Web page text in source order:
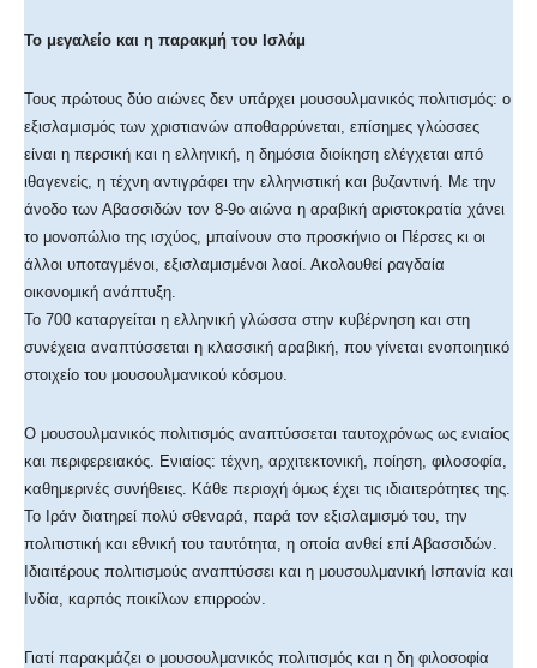
Το μεγαλείο και η παρακμή του Ισλάμ
Τους πρώτους δύο αιώνες δεν υπάρχει μουσουλμανικός πολιτισμός: ο
εξισλαμισμός των χριστιανών αποθαρρύνεται, επίσημες γλώσσες
είναι η περσική και η ελληνική, η δημόσια διοίκηση ελέγχεται από
ιθαγενείς, η τέχνη αντιγράφει την ελληνιστική και βυζαντινή. Με την
άνοδο των Αβασσιδών τον 8-9ο αιώνα η αραβική αριστοκρατία χάνει
το μονοπώλιο της ισχύος, μπαίνουν στο προσκήνιο οι Πέρσες κι οι
άλλοι υποταγμένοι, εξισλαμισμένοι λαοί. Ακολουθεί ραγδαία
οικονομική ανάπτυξη.
Το 700 καταργείται η ελληνική γλώσσα στην κυβέρνηση και στη
συνέχεια αναπτύσσεται η κλασσική αραβική, που γίνεται ενοποιητικό
στοιχείο του μουσουλμανικού κόσμου.
Ο μουσουλμανικός πολιτισμός αναπτύσσεται ταυτοχρόνως ως ενιαίος
και περιφερειακός. Ενιαίος: τέχνη, αρχιτεκτονική, ποίηση, φιλοσοφία,
καθημερινές συνήθειες. Κάθε περιοχή όμως έχει τις ιδιαιτερότητες της.
Το Ιράν διατηρεί πολύ σθεναρά, παρά τον εξισλαμισμό του, την
πολιτιστική και εθνική του ταυτότητα, η οποία ανθεί επί Αβασσιδών.
Ιδιαιτέρους πολιτισμούς αναπτύσσει και η μουσουλμανική Ισπανία και
Ινδία, καρπός ποικίλων επιρροών.
Γιατί παρακμάζει ο μουσουλμανικός πολιτισμός και η δη φιλοσοφία